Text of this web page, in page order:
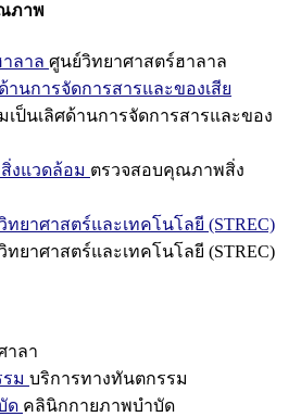
ภาพ
ลาล ศูนย์วิทยาศาสตร์ฮาลาล
านการจัดการสารและของเสีย
เป็นเลิศด้านการจัดการสารและของ
งแวดล้อม ตรวจสอบคุณภาพสิ่ง
ทยาศาสตร์และเทคโนโลยี (STREC)
ทยาศาสตร์และเทคโนโลยี (STREC)
าลา
ม บริการทางทันตกรรม
ด คลินิกกายภาพบำบัด